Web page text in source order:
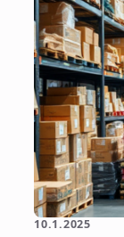
10.1.2025